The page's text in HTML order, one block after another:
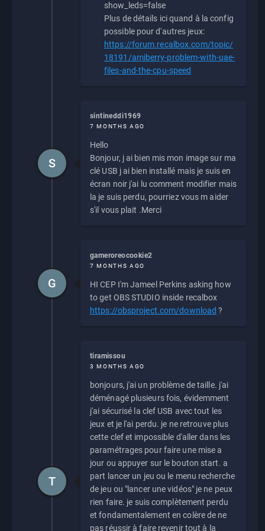
show_leds=false
Plus de détails ici quand à la config
possible pour d'autres jeux:
https://forum.recalbox.com/topic/
18191/amiberry-problem-with-uae-
files-and-the-cpu-speed
sintineddi1969
7 MONTHS AGO
Hello
Bonjour, j ai bien mis mon image sur ma
clé USB j ai bien installé mais je suis en
écran noir j'ai lu comment modifier mais
la je suis perdu, pourriez vous m aider
s'il vous plait .Merci
S
gameroreocookie2
7 MONTHS AGO
HI CEP I'm Jameel Perkins asking how
to get OBS STUDIO inside recalbox
https://obsproject.com/download ?
G
tiramissou
3 MONTHS AGO
bonjours, j'ai un problème de taille. j'ai
déménagé plusieurs fois, évidemment
j'ai sécurisé la clef USB avec tout les
jeux et je l'ai perdu. je ne retrouve plus
cette clef et impossible d'aller dans les
paramétrages pour faire une mise a
jour ou appuyer sur le bouton start. a
part lancer un jeu ou le menu recherche
de jeu ou "lancer une vidéos" je ne peux
rien faire. je suis complètement perdu
et fondamentalement en colère de ne
pas réussir à faire revenir tout à la
T